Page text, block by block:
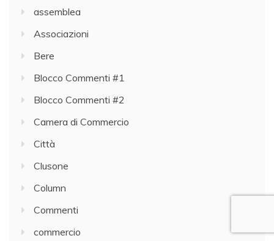
assemblea
Associazioni
Bere
Blocco Commenti #1
Blocco Commenti #2
Camera di Commercio
Città
Clusone
Column
Commenti
commercio